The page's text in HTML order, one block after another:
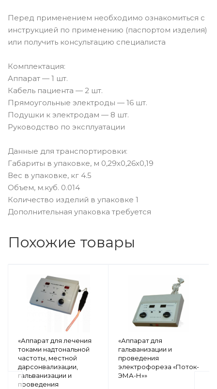
Перед применением необходимо ознакомиться с
инструкцией по применению (паспортом изделия)
или получить консультацию специалиста
Комплектация:
Аппарат — 1 шт.
Кабель пациента — 2 шт.
Прямоугольные электроды — 16 шт.
Подушки к электродам — 8 шт.
Руководство по эксплуатации
Данные для транспортировки:
Габариты в упаковке, м 0,29х0,26х0,19
Вес в упаковке, кг 4.5
Объем, м.куб. 0.014
Количество изделий в упаковке 1
Дополнительная упаковка требуется
Похожие товары
«Аппарат для лечения
токами надтональной
частоты, местной
дарсонвализации,
гальванизации и
проведения
«Аппарат для
гальванизации и
проведения
электрофореза «Поток-
ЭМА-Н»»